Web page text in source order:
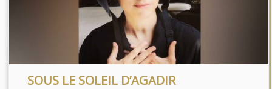
SOUS LE SOLEIL D’AGADIR